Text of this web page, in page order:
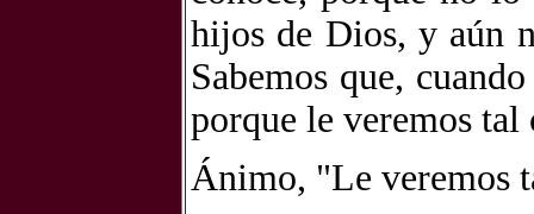
hijos de Dios, y aún
Sabemos que,
porque le veremos
Ánimo, "Le veremos